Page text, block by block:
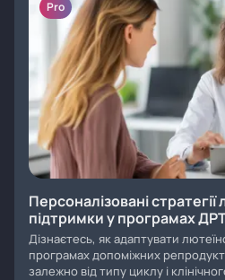
Pro
Персоналізовані стратегії
підтримки у програмах
Дізнаєтесь, як адаптувати
програмах допоміжних
залежно від типу циклу і